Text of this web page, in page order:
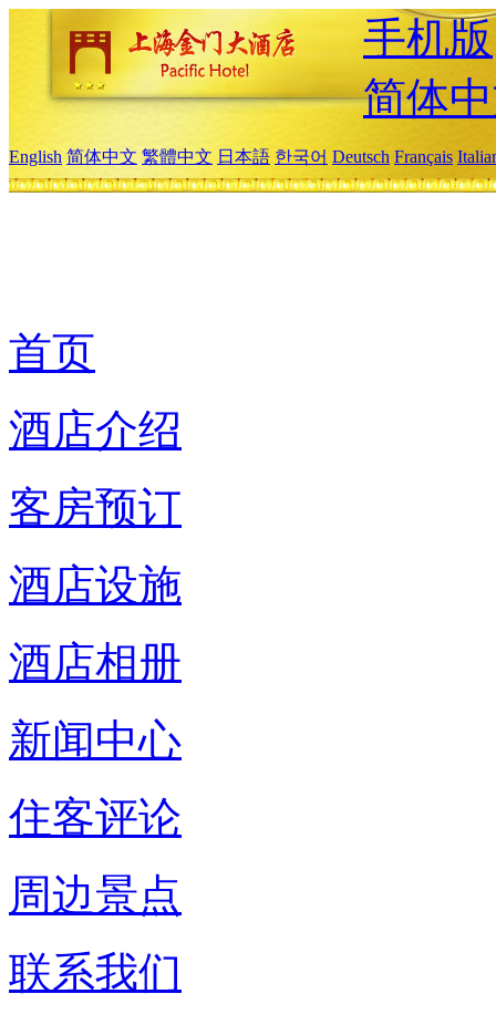
手机版
简体
English 简体中文 繁體中文 日本語 한국어 Deutsch Français
首页
酒店介绍
客房预订
酒店设施
酒店相册
新闻中心
住客评论
周边景点
联系我们